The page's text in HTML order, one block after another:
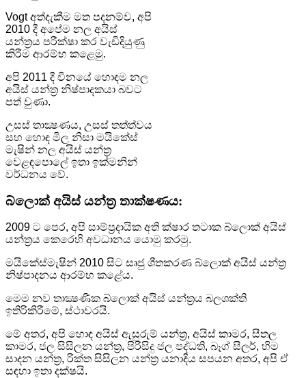
Vogt අත්දැකීම මත පදනම්ව, අපි
2010 දී අපේම නල අයිස්
යන්ත්‍රය පරීක්ෂා කර වැඩිදියුණු
කිරීම ආරම්භ කළෙමු.
අපි 2011 දී චීනයේ හොඳම නල
අයිස් යන්ත්‍ර නිෂ්පාදකයා බවට
පත් වුණා.
උසස් තාක්‍ෂණය, උසස් තත්ත්වය
සහ හොඳ මිල නිසා මයිකේස්
මැෂින් නල අයිස් යන්ත්‍ර
වෙළඳපොලේ ඉතා ඉක්මනින්
වර්ධනය වේ.
බ්ලොක් අයිස් යන්ත්‍ර තාක්ෂණය:
2009 ට පෙර, අපි සාම්ප්‍රදායික අති ක්ෂාර තටාක බ්ලොක් අයිස්
යන්ත්‍රය කෙරෙහි අවධානය යොමු කරමු.
මයිකේස්මැෂින් 2010 සිට සෘජු ශීතකරණ බ්ලොක් අයිස් යන්ත්‍ර
නිෂ්පාදනය ආරම්භ කළේය.
මෙම නව තාක්‍ෂණික බ්ලොක් අයිස් යන්ත්‍රය බලශක්ති
ඉතිරිකිරීමේ, ස්ථාවරයි.
මේ අතර, අපි හොඳ අයිස් ඇසුරුම් යන්ත්‍ර, අයිස් කාමර, සීතල
කාමර, ජල සිසිලන යන්ත්‍ර, පිරිසිදු ජල පද්ධති, බෑග් සීලර්, හිම
සාදන යන්ත්‍ර, රික්ත සිසිලන යන්ත්‍ර යනාදිය සපයන අතර, අපි ඒ
සඳහා ඉතා දක්ෂයි.